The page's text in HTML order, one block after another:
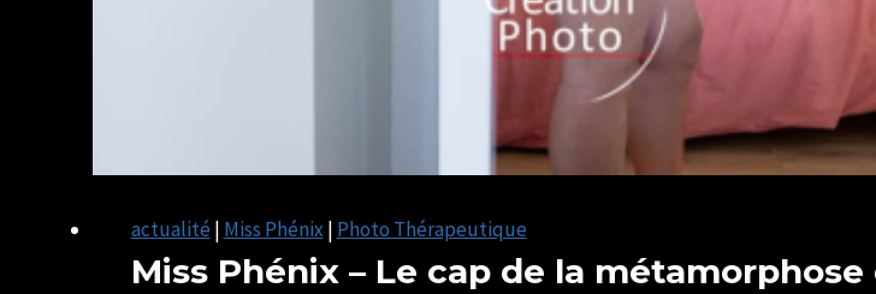
actualité | Miss Phénix | Photo Thérapeutique
Miss Phénix – Le cap de la